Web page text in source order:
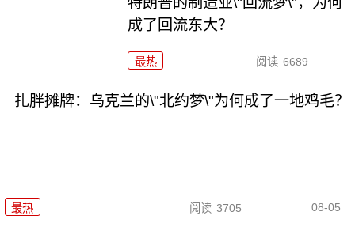
成了回流东大？
最热 阅读 6689
扎胖摊牌：乌克兰的\"北约梦\"为何成了一地鸡毛？
最热 阅读 3705 08-05